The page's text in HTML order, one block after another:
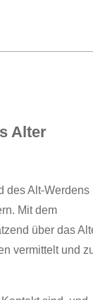
Alter
des Alt-Werdens
Mit dem
über das
vermittelt und